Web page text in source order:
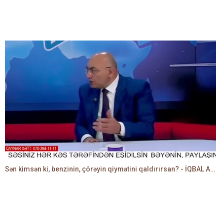
Sən kimsən ki, benzinin, çörəyin qiymətini qaldırırsan? - İQBAL AĞAZADƏ